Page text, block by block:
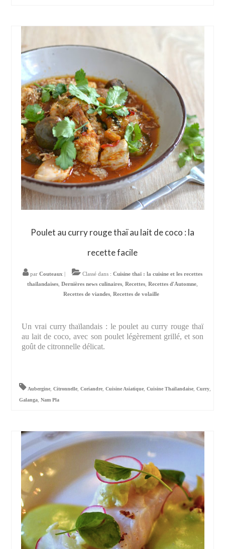
Poulet au curry rouge thaï au lait de coco : la
recette facile
par Couteaux Classé dans : Cuisine thaï : la cuisine et les recettes
thaïlandaises Dernières news culinaires Recettes Recettes d'Automne
Recettes de viandes Recettes de volaille
Un vrai curry thaïlandais : le poulet au curry rouge thaï
au lait de coco, avec son poulet légèrement grillé, et son
goût de citronnelle délicat.
Aubergine,Citronnelle,Coriandre,Cuisine Asiatique,Cuisine Thaïlandaise,Curry,
Galanga,Nam Pla